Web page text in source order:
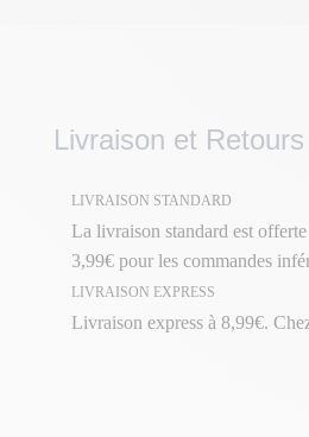
Livraison et Retours
LIVRAISON STANDARD
La livraison standard est
3,99€ pour les commandes
LIVRAISON EXPRESS
Livraison express à 8,99€.